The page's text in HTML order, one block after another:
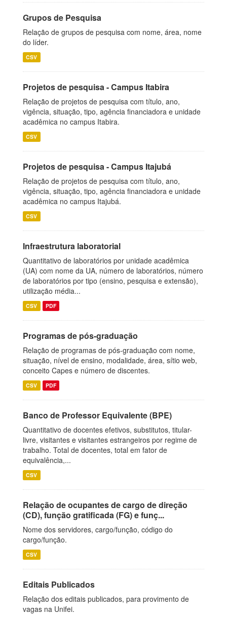
Grupos de Pesquisa
Relação de grupos de pesquisa com nome, área, nome
do líder.
CSV
Projetos de pesquisa - Campus Itabira
Relação de projetos de pesquisa com título, ano,
vigência, situação, tipo, agência financiadora e unidade
acadêmica no campus Itabira.
CSV
Projetos de pesquisa - Campus Itajubá
Relação de projetos de pesquisa com título, ano,
vigência, situação, tipo, agência financiadora e unidade
acadêmica no campus Itajubá.
CSV
Infraestrutura laboratorial
Quantitativo de laboratórios por unidade acadêmica
(UA) com nome da UA, número de laboratórios, número
de laboratórios por tipo (ensino, pesquisa e extensão),
utilização média...
CSV PDF
Programas de pós-graduação
Relação de programas de pós-graduação com nome,
situação, nível de ensino, modalidade, área, sítio web,
conceito Capes e número de discentes.
CSV PDF
Banco de Professor Equivalente (BPE)
Quantitativo de docentes efetivos, substitutos, titular-
livre, visitantes e visitantes estrangeiros por regime de
trabalho. Total de docentes, total em fator de
equivalência,...
CSV
Relação de ocupantes de cargo de direção
(CD), função gratificada (FG) e funç...
Nome dos servidores, cargo/função, código do
cargo/função.
CSV
Editais Publicados
Relação dos editais publicados, para provimento de
vagas na Unifei.